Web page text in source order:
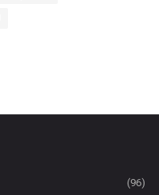
(96)